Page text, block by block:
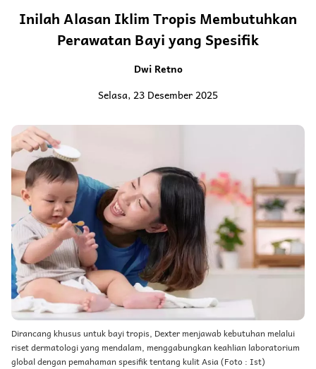
Inilah Alasan Iklim Tropis Membutuhkan
Perawatan Bayi yang Spesifik
Dwi Retno
Selasa, 23 Desember 2025
Dirancang khusus untuk bayi tropis, Dexter menjawab kebutuhan melalui
riset dermatologi yang mendalam, menggabungkan keahlian laboratorium
global dengan pemahaman spesifik tentang kulit Asia (Foto : Ist)